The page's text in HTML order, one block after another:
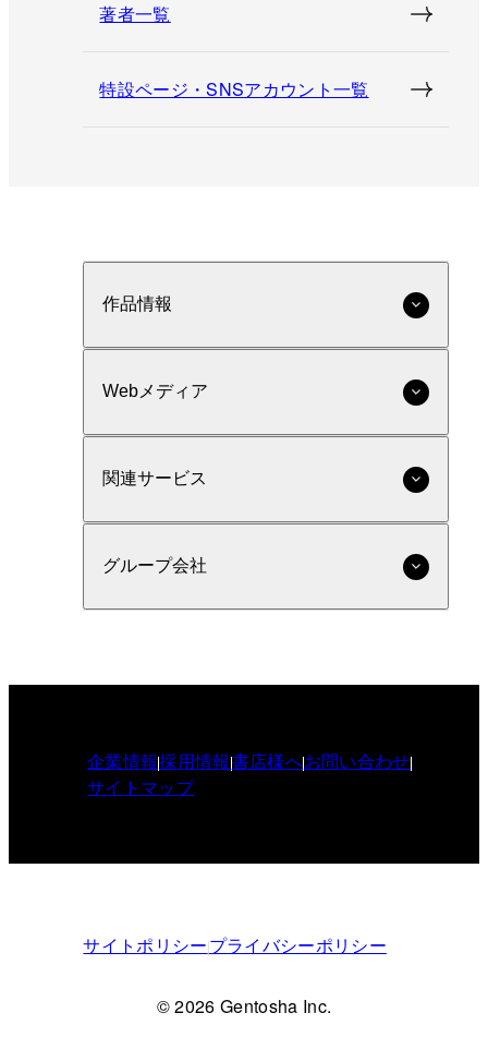
著者一覧
特設ページ・SNSアカウント一覧
作品情報
Webメディア
関連サービス
グループ会社
企業情報採用情報書店様へお問い合わせ
サイトマップ
サイトポリシープライバシーポリシー
© 2026 Gentosha Inc.